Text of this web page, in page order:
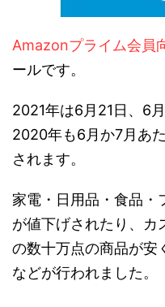
Amazonプライム会員
ールです。
2021年は6月21日、6
2020年も6月か7月あ
されます。
家電・日用品・食品・
が値下げされたり、カ
の数十万点の商品が安
などが行われました。